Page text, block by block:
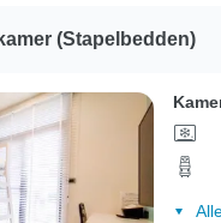
(stapelbedden)